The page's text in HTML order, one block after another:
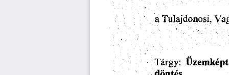
a Tulajdonosi,
Targy: